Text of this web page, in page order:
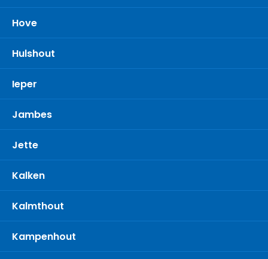
Hove
Hulshout
Ieper
Jambes
Jette
Kalken
Kalmthout
Kampenhout